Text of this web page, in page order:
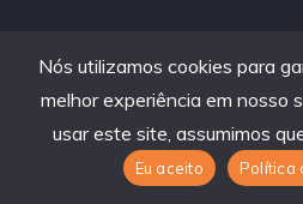
Santa
Nós utilizamos cookies para
melhor experiência em nosso
usar este site, assumimos
Eu aceito Política